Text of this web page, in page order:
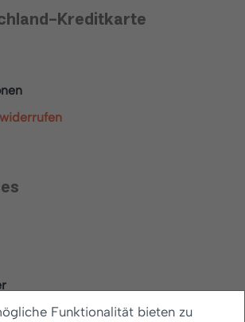
Kreditkarte
Funktionalität bieten zu